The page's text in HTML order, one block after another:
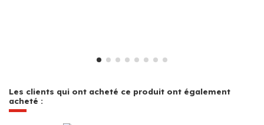
Les clients qui ont acheté ce produit ont également
acheté :